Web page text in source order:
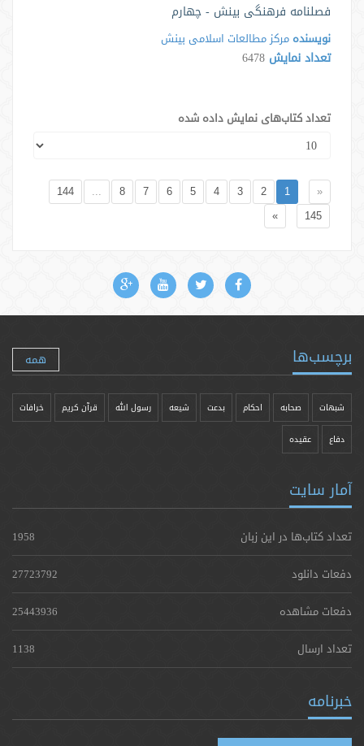
فصلنامه فرهنگی بینش - چهارم
نویسنده مرکز مطالعات اسلامی بینش
تعداد نمایش 6478
تعداد کتاب‌های نمایش داده شده
«
1
2
3
4
5
6
7
8
...
144
145
»
برچسب‌ها همه
شبهات صحابه احکام بدعت شیعه رسول الله قرآن کریم خرافات
دفاع عقیده
آمار سایت
تعداد کتاب‌ها در این زبان
1958
دفعات دانلود
27723792
دفعات مشاهده
25443936
تعداد ارسال
1138
خبرنامه